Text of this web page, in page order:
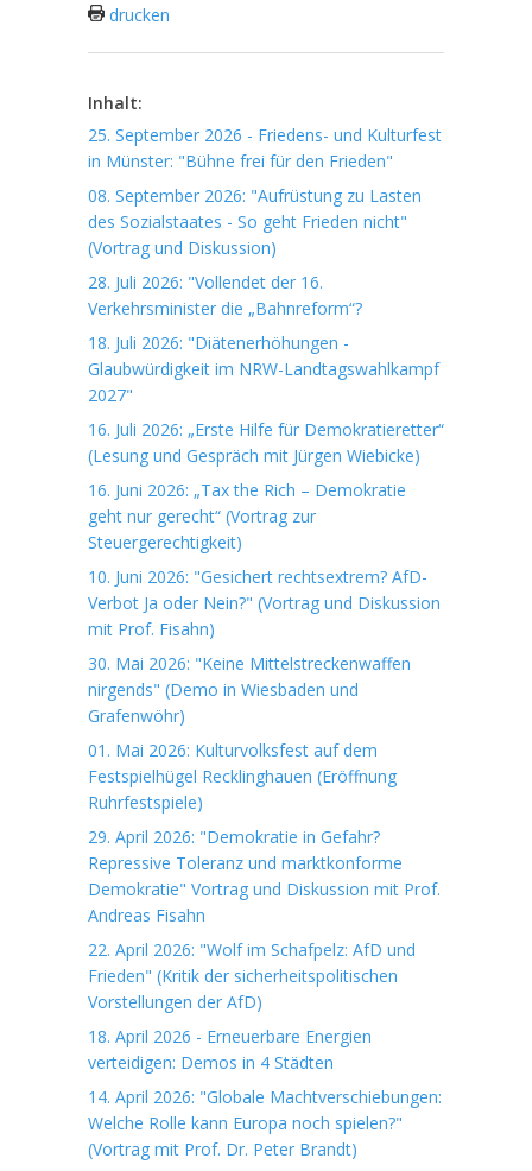
drucken
Inhalt:
25. September 2026 - Friedens- und Kulturfest
in Münster: "Bühne frei für den Frieden"
08. September 2026: "Aufrüstung zu Lasten
des Sozialstaates - So geht Frieden nicht"
(Vortrag und Diskussion)
28. Juli 2026: "Vollendet der 16.
Verkehrsminister die „Bahnreform“?
18. Juli 2026: "Diätenerhöhungen -
Glaubwürdigkeit im NRW-Landtagswahlkampf
2027"
16. Juli 2026: „Erste Hilfe für Demokratieretter“
(Lesung und Gespräch mit Jürgen Wiebicke)
16. Juni 2026: „Tax the Rich – Demokratie
geht nur gerecht“ (Vortrag zur
Steuergerechtigkeit)
10. Juni 2026: "Gesichert rechtsextrem? AfD-
Verbot Ja oder Nein?" (Vortrag und Diskussion
mit Prof. Fisahn)
30. Mai 2026: "Keine Mittelstreckenwaffen
nirgends" (Demo in Wiesbaden und
Grafenwöhr)
01. Mai 2026: Kulturvolksfest auf dem
Festspielhügel Recklinghauen (Eröffnung
Ruhrfestspiele)
29. April 2026: "Demokratie in Gefahr?
Repressive Toleranz und marktkonforme
Demokratie" Vortrag und Diskussion mit Prof.
Andreas Fisahn
22. April 2026: "Wolf im Schafpelz: AfD und
Frieden" (Kritik der sicherheitspolitischen
Vorstellungen der AfD)
18. April 2026 - Erneuerbare Energien
verteidigen: Demos in 4 Städten
14. April 2026: "Globale Machtverschiebungen:
Welche Rolle kann Europa noch spielen?"
(Vortrag mit Prof. Dr. Peter Brandt)